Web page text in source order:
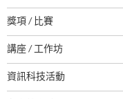
獎項 / 比賽
講座 / 工作坊
資訊科技活動